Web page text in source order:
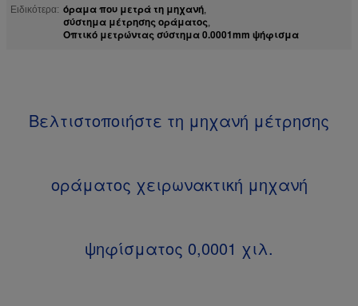
Ειδικότερα: όραμα που μετρά τη μηχανή,
σύστημα μέτρησης οράματος,
Οπτικό μετρώντας σύστημα 0.0001mm ψήφισμα
Βελτιστοποιήστε τη μηχανή μέτρησης
οράματος χειρωνακτική μηχανή
ψηφίσματος 0,0001 χιλ.